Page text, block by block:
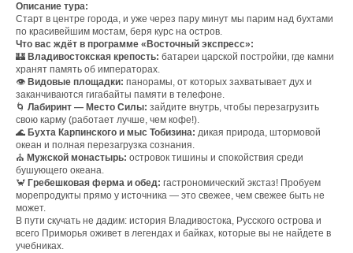
Описание тура:
Старт в центре города, и уже через пару минут мы парим над бухтами
по красивейшим мостам, беря курс на остров.
Что вас ждёт в программе «Восточный экспресс»:
🏰 Владивостокская крепость: батареи царской постройки, где камни
хранят память об императорах.
👁️ Видовые площадки: панорамы, от которых захватывает дух и
заканчиваются гигабайты памяти в телефоне.
🌀 Лабиринт — Место Силы: зайдите внутрь, чтобы перезагрузить
свою карму (работает лучше, чем кофе!).
🌊 Бухта Карпинского и мыс Тобизина: дикая природа, штормовой
океан и полная перезагрузка сознания.
⛪ Мужской монастырь: островок тишины и спокойствия среди
бушующего океана.
🦀 Гребешковая ферма и обед: гастрономический экстаз! Пробуем
морепродукты прямо у источника — это свежее, чем свежее быть не
может.
В пути скучать не дадим: история Владивостока, Русского острова и
всего Приморья оживет в легендах и байках, которые вы не найдете в
учебниках.